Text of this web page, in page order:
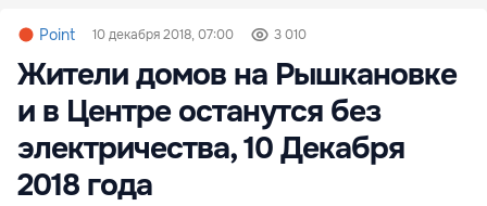
Point 10 декабря 2018, 07:00 3 010
Жители домов на Рышкановке
и в Центре останутся без
электричества, 10 Декабря
2018 года